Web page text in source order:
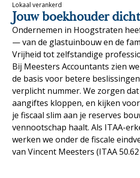
Lokaal verankerd
Jouw boekhouder
Ondernemen in Hoogstraten
— van de glastuinbouw en de
Vrijheid tot zelfstandige
Bij Meesters Accountants zien
de basis voor betere
verplicht nummer. We zorgen
aangiftes kloppen, en kijken
je fiscaal slim aan je reserves
vennootschap haalt. Als ITAA-
werken we onder de fiscale
van Vincent Meesters (ITAA